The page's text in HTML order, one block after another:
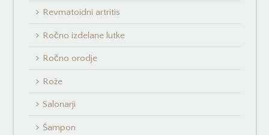
Revmatoidni artritis
Ročno izdelane lutke
Ročno orodje
Rože
Salonarji
Šampon